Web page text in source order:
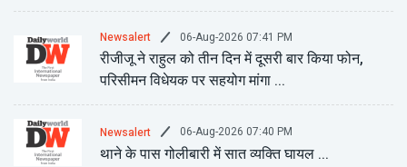
Newsalert 06-Aug-2026 07:41 PM
रीजीजू ने राहुल को तीन दिन में दूसरी बार किया फोन,
परिसीमन विधेयक पर सहयोग मांगा ...
Newsalert 06-Aug-2026 07:40 PM
थाने के पास गोलीबारी में सात व्यक्ति घायल ...